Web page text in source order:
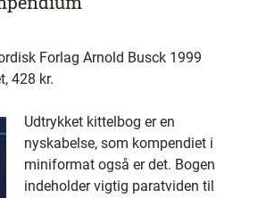
Forlag Arnold Busck 1999
428 kr.
Udtrykket kittelbog er en
nyskabelse, som kompendiet i
miniformat også er det. Bogen
indeholder vigtig paratviden til